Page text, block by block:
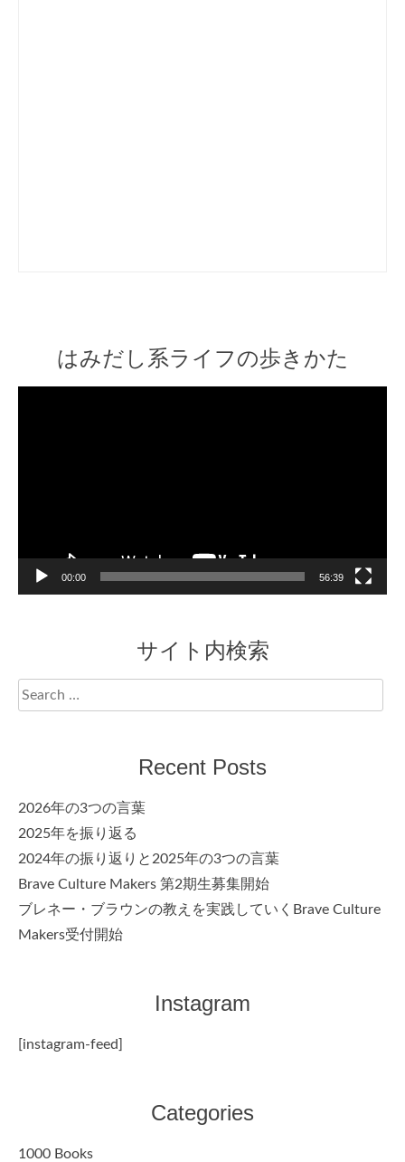
はみだし系ライフの歩きかた
00:00 56:39
サイト内検索
Search
for:
Recent Posts
2026年の3つの言葉
2025年を振り返る
2024年の振り返りと2025年の3つの言葉
Brave Culture Makers 第2期生募集開始
ブレネー・ブラウンの教えを実践していくBrave Culture
Makers受付開始
Instagram
[instagram-feed]
Categories
1000 Books